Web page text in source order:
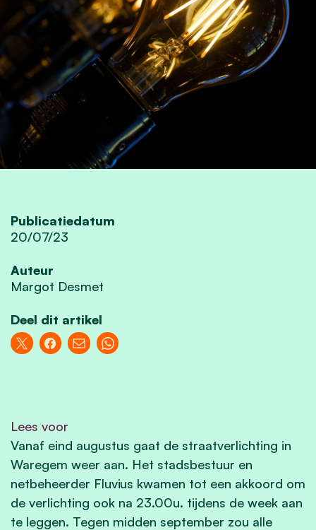
Publicatiedatum
20/07/23
Auteur
Margot Desmet
Deel dit artikel
Lees voor
Vanaf eind augustus gaat de straatverlichting in
Waregem weer aan. Het stadsbestuur en
netbeheerder Fluvius kwamen tot een akkoord om
de verlichting ook na 23.00u. tijdens de week aan
te leggen. Tegen midden september zou alle